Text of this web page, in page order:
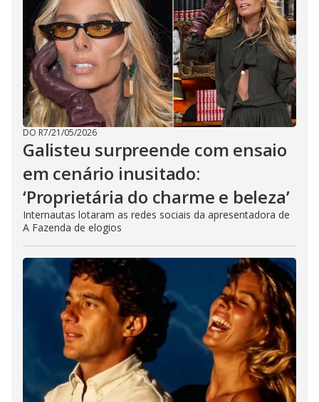
DO R7/21/05/2026
Galisteu surpreende com ensaio
em cenário inusitado:
‘Proprietária do charme e beleza’
Internautas lotaram as redes sociais da apresentadora de
A Fazenda de elogios